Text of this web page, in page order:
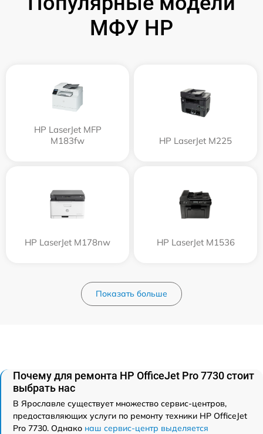
МФУ HP
HP LaserJet MFP
M183fw
HP LaserJet M225
HP LaserJet M178nw HP LaserJet M1536
Показать больше
Почему для ремонта HP OfficeJet Pro 7730 стоит
выбрать нас
В Ярославле существует множество сервис-центров,
предоставляющих услуги по ремонту техники HP OfficeJet
Pro 7730. Однако наш сервис-центр выделяется